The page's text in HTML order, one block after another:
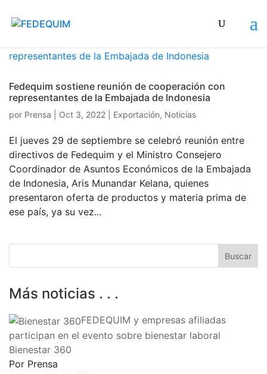
Fedequim sostiene reunión de cooperación con
representantes de la Embajada de Indonesia
por Prensa Oct 3, 2022 Exportación, Noticias
El jueves 29 de septiembre se celebró reunión entre
directivos de Fedequim y el Ministro Consejero
Coordinador de Asuntos Económicos de la Embajada
de Indonesia, Aris Munandar Kelana, quienes
presentaron oferta de productos y materia prima de
ese país, ya su vez...
Más noticias . . .
FEDEQUIM y empresas afiliadas
participan en el evento sobre bienestar laboral
Bienestar 360
Por Prensa